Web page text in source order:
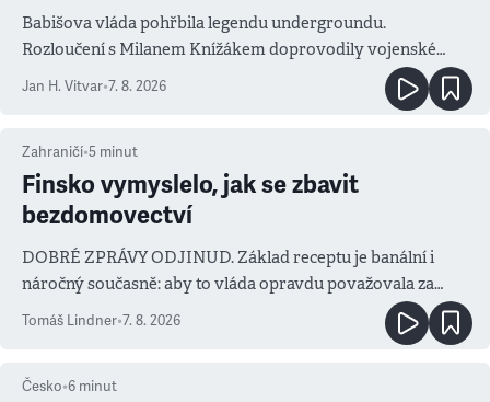
Babišova vláda pohřbila legendu undergroundu.
Rozloučení s Milanem Knížákem doprovodily vojenské
Jan H. Vitvar•7. 8. 2026
Zahraničí•5 minut
Finsko vymyslelo, jak se zbavit
bezdomovectví
DOBRÉ ZPRÁVY ODJINUD. Základ receptu je banální i
náročný současně: aby to vláda opravdu považovala za
Tomáš Lindner•7. 8. 2026
Česko•6 minut